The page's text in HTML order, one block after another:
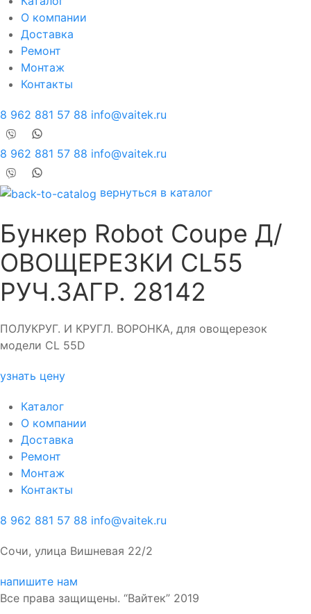
О компании
Доставка
Ремонт
Монтаж
Контакты
8 962 881 57 88 info@vaitek.ru
8 962 881 57 88 info@vaitek.ru
вернуться в каталог
Бункер Robot Coupe Д/
ОВОЩЕРЕЗКИ CL55
РУЧ.ЗАГР. 28142
ПОЛУКРУГ. И КРУГЛ. ВОРОНКА, для овощерезок
модели CL 55D
узнать цену
Каталог
О компании
Доставка
Ремонт
Монтаж
Контакты
8 962 881 57 88 info@vaitek.ru
Сочи, улица Вишневая 22/2
напишите нам
Все права защищены. “Вайтек” 2019